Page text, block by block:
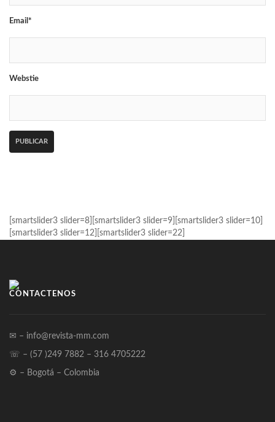
Email*
Webstie
[smartslider3 slider=8][smartslider3 slider=9][smartslider3 slider=10]
[smartslider3 slider=12][smartslider3 slider=22]
CONTÁCTENOS
✉ – info@revista-mm.com
☏ – (57 )249 7882 – 316 4705222
⚙ – Bogotá – Colombia